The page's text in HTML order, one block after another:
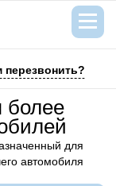
перезвонить?
более
для
автомобиля